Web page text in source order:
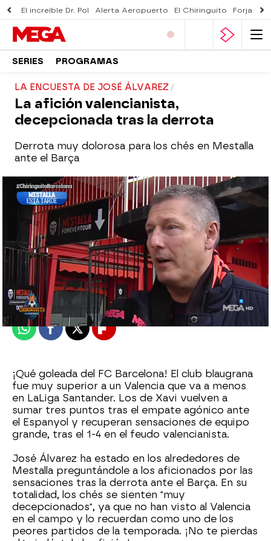
El increíble Dr. Pol Alerta Aeropuerto El Chiringuito Forjado
SERIES PROGRAMAS
LA ENCUESTA DE JOSÉ ÁLVAREZ
La afición valencianista,
decepcionada tras la derrota
Derrota muy dolorosa para los chés en Mestalla
ante el Barça
El Chiringuito
Madrid
Publicado: 21 de febrero de 2022, 01:39
WhatsappFacebook
X Flipboard
¡Qué goleada del FC Barcelona! El club blaugrana
fue muy superior a un Valencia que va a menos
en LaLiga Santander. Los de Xavi vuelven a
sumar tres puntos tras el empate agónico ante
el Espanyol y recuperan sensaciones de equipo
grande, tras el 1-4 en el feudo valencianista.
José Álvarez ha estado en los alrededores de
Mestalla preguntándole a los aficionados por las
sensaciones tras la derrota ante el Barça. En su
totalidad, los chés se sienten "muy
decepcionados", ya que no han visto al Valencia
en el campo y lo recuerdan como uno de los
peores partidos de la temporada. ¡No te pierdas